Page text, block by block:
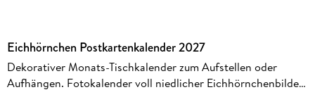
Eichhörnchen Postkartenkalender 2027
Dekorativer Monats-Tischkalender zum Aufstellen oder
Aufhängen. Fotokalender voll niedlicher Eichhörnchenbilder,